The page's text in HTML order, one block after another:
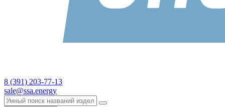
8 (391) 203-77-13
sale@ssa.energy